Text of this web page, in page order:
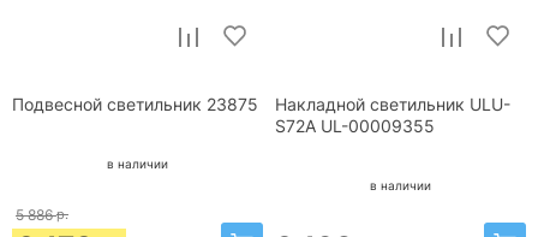
Подвесной светильник 23875
в наличии
5 886 р.
Накладной светильник ULU-
S72A UL-00009355
в наличии